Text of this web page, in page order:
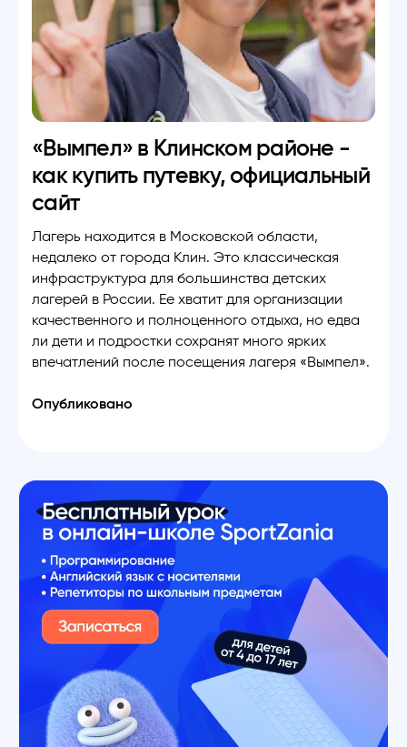
«Вымпел» в Клинском районе -
как купить путевку, официальный
сайт
Лагерь находится в Московской области,
недалеко от города Клин. Это классическая
инфраструктура для большинства детских
лагерей в России. Ее хватит для организации
качественного и полноценного отдыха, но едва
ли дети и подростки сохранят много ярких
впечатлений после посещения лагеря «Вымпел».
Опубликовано